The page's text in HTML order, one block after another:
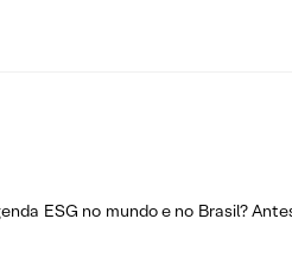
ESG no mundo e no Brasil?